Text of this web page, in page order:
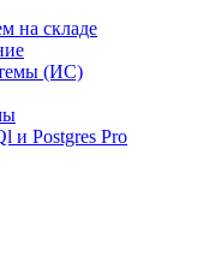
на складе
(ИС)
и Postgres Pro